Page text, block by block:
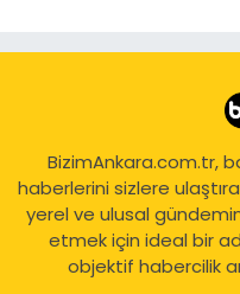
BizimAnkara.com.tr,
haberlerini sizlere
yerel ve ulusal
etmek için ideal bir
objektif habercilik